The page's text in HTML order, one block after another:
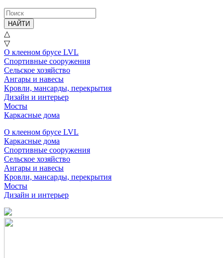
НАЙТИ
△
▽
О клееном брусе LVL
Спортивные сооружения
Сельское хозяйство
Ангары и навесы
Кровли, мансарды, перекрытия
Дизайн и интерьер
Мосты
Каркасные дома
О клееном брусе LVL
Каркасные дома
Спортивные сооружения
Сельское хозяйство
Ангары и навесы
Кровли, мансарды, перекрытия
Мосты
Дизайн и интерьер